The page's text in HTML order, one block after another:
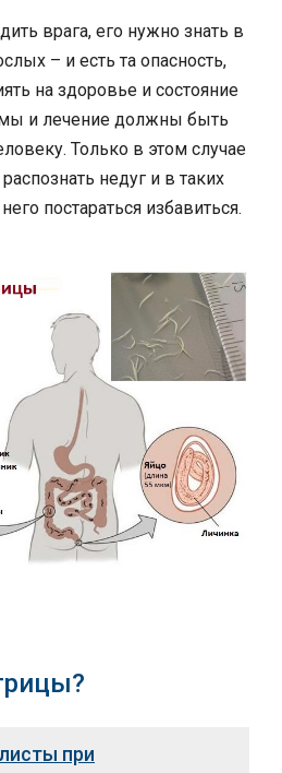
врага, его нужно знать в
– и есть та опасность,
на здоровье и состояние
и лечение должны быть
Только в этом случае
недуг и в таких
постараться избавиться.
при